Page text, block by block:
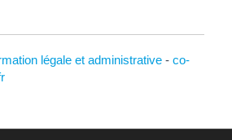
légale et administrative- co-